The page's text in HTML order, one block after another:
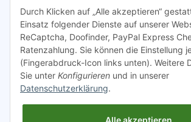
Spamschutz aktiv
Gesetzliche Informationen
Durch Klicken auf „Alle akzeptieren“
Einsatz folgender Dienste auf unserer
ReCaptcha, Doofinder, PayPal Express
Ratenzahlung. Sie können die Einstellung
(Fingerabdruck-Icon links unten). Weitere
Sie unter Konfigurieren und in unserer
Datenschutzerklärung.
Alle akzeptieren